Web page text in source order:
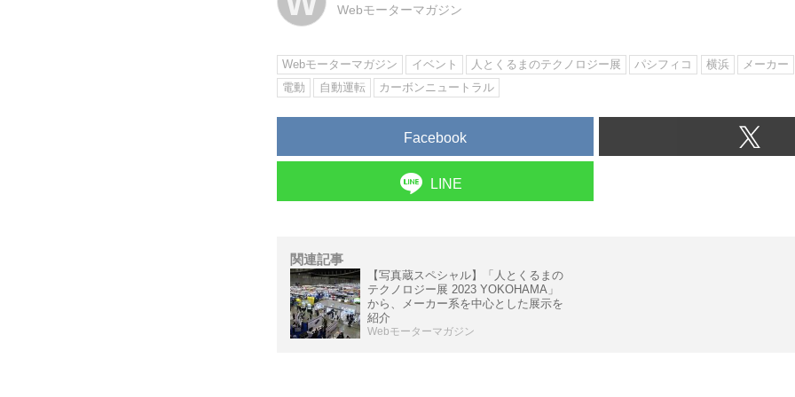
Webモーターマガジン
Webモーターマガジン イベント 人とくるまのテクノロジー展 パシフィコ 横浜 メーカー
電動
自動運転 カーボンニュートラル
Facebook
LINE
関連記事
【写真蔵スペシャル】「人とくるまの
テクノロジー展 2023 YOKOHAMA」
から、メーカー系を中心とした展示を
紹介
Webモーターマガジン